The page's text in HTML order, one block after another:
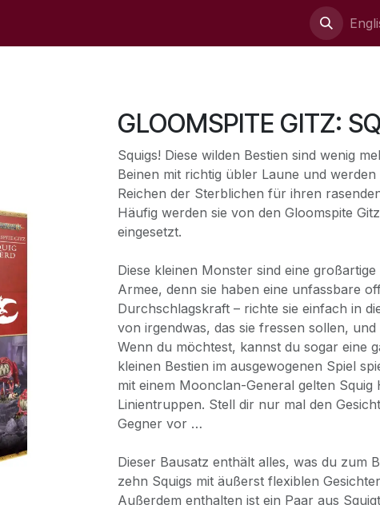
GLOOMSPITE GITZ:
Squigs! Diese wilden Bestien sind wenig
Beinen mit richtig übler Laune und werden
Reichen der Sterblichen für ihren
Häufig werden sie von den Gloomspite
eingesetzt.
Diese kleinen Monster sind eine
Armee, denn sie haben eine unfassbare
Durchschlagskraft – richte sie einfach in
von irgendwas, das sie fressen sollen, und
Wenn du möchtest, kannst du sogar eine
kleinen Bestien im ausgewogenen Spiel
mit einem Moonclan-General gelten Squig
Linientruppen. Stell dir nur mal den
Gegner vor …
Dieser Bausatz enthält alles, was du zum
zehn Squigs mit äußerst flexiblen
Außerdem enthalten ist ein Paar aus